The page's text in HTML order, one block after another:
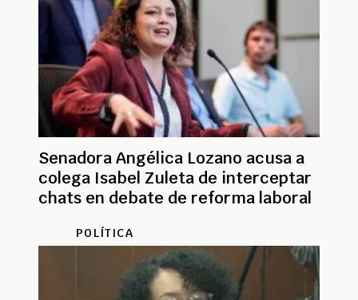
Senadora Angélica Lozano acusa a
colega Isabel Zuleta de interceptar
chats en debate de reforma laboral
POLÍTICA